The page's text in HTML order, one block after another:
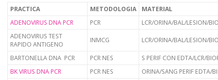
PRACTICA METODOLOGIA
MATERIAL
ADENOVIRUS DNA PCR
PCR
LCR/ORINA/BAL/LESION/
ADENOVIRUS TEST
RAPIDO ANTIGENO
INMCG LCR/ORINA/BAL/LESION/
BARTONELLA DNA PCR PCR NES
S PERIF CON EDTA/LCR/
BK VIRUS DNA PCR
PCR NES
ORINA/SANG PERIF EDTA/